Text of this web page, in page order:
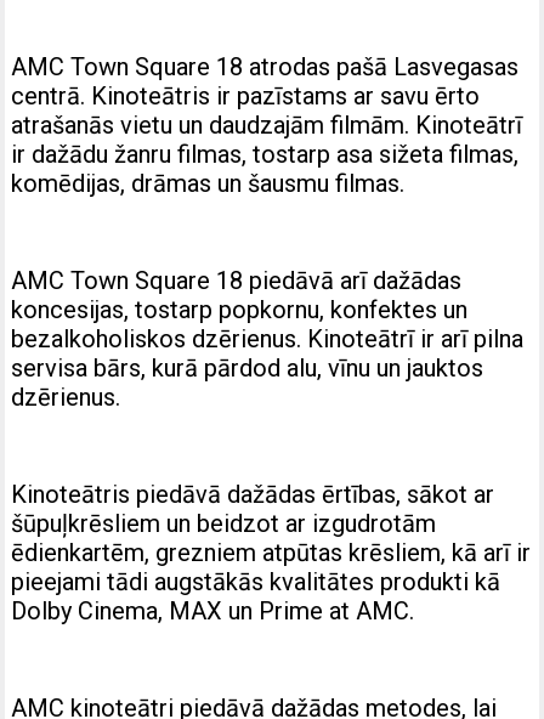
AMC Town Square 18 atrodas pašā Lasvegasas
centrā. Kinoteātris ir pazīstams ar savu ērto
atrašanās vietu un daudzajām filmām. Kinoteātrī
ir dažādu žanru filmas, tostarp asa sižeta filmas,
komēdijas, drāmas un šausmu filmas.
AMC Town Square 18 piedāvā arī dažādas
koncesijas, tostarp popkornu, konfektes un
bezalkoholiskos dzērienus. Kinoteātrī ir arī pilna
servisa bārs, kurā pārdod alu, vīnu un jauktos
dzērienus.
Kinoteātris piedāvā dažādas ērtības, sākot ar
šūpuļkrēsliem un beidzot ar izgudrotām
ēdienkartēm, grezniem atpūtas krēsliem, kā arī ir
pieejami tādi augstākās kvalitātes produkti kā
Dolby Cinema, MAX un Prime at AMC.
AMC kinoteātri piedāvā dažādas metodes, lai